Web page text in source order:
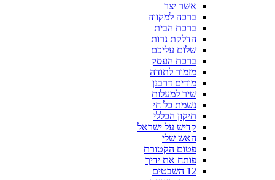
אשר יצר
ברכה למקווה
ברכת הבית
הדלקת נרות
שלום עליכם
ברכת העסק
מזמור לתודה
מודים דרבנן
שיר למעלות
נשמת כל חי
תיקון הכללי
קדיש על ישראל
האש שלי
פטום הקטורת
פותח את ידיך
12 השבטים